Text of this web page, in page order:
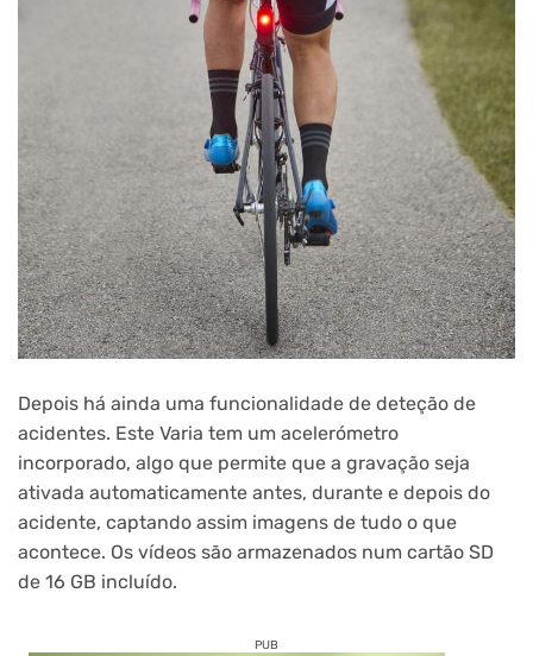
Depois há ainda uma funcionalidade de deteção de
acidentes. Este Varia tem um acelerómetro
incorporado, algo que permite que a gravação seja
ativada automaticamente antes, durante e depois do
acidente, captando assim imagens de tudo o que
acontece. Os vídeos são armazenados num cartão SD
de 16 GB incluído.
PUB